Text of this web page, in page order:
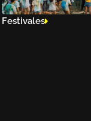
Festivales